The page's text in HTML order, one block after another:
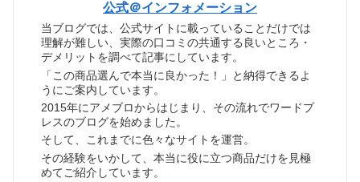
公式＠インフォメーション
当ブログでは、公式サイトに載っていることだけでは
理解が難しい、実際の口コミの共通する良いところ・
デメリットを調べて記事にしています。
「この商品選んで本当に良かった！」と納得できるよ
うにご案内しています。
2015年にアメブロからはじまり、その流れでワードプ
レスのブログを始めました。
そして、これまでに色々なサイトを運営。
その経験をいかして、本当に役に立つ商品だけを見極
めてご紹介しています。